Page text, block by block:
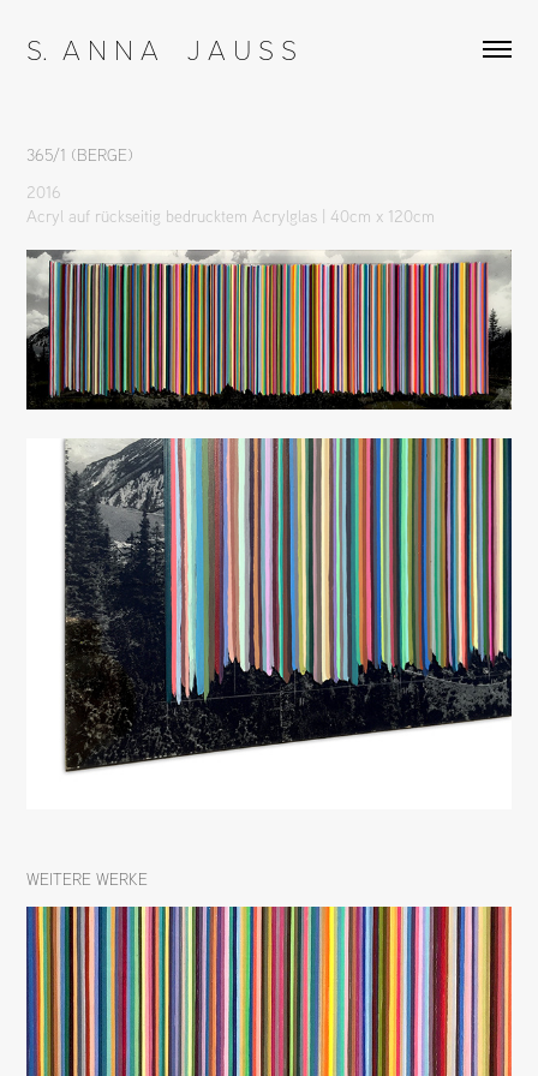
S.  A N N A    J A U S S
365/1 (BERGE)
2016
Acryl auf rückseitig bedrucktem Acrylglas | 40cm x 120cm
WEITERE WERKE